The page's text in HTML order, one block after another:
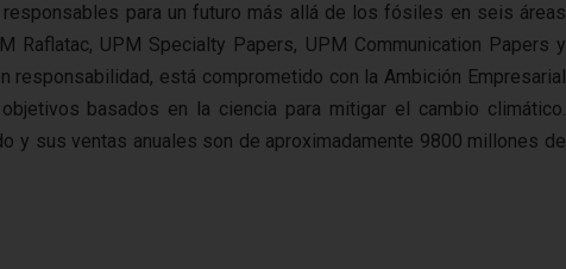
para un futuro más allá de los fósiles en seis áreas
Raflatac, UPM Specialty Papers, UPM Communication Papers y
responsabilidad, está comprometido con la Ambición Empresarial
basados en la ciencia para mitigar el cambio climático.
y sus ventas anuales son de aproximadamente 9800 millones de